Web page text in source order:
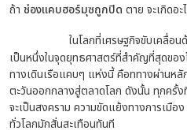
ถ้า ช่องแคบฮอร์มุซถูกปิด ตาย จะเกิดอะ
ในโลกที่เศรษฐกิจขับเคลื่อ
เป็นหนึ่งในจุดยุทธศาสตร์ที่สำคัญที่สุดขอ
ทางเดินเรือแคบๆ แห่งนี้ คือnทางผ่านหลั
ตะวันออกกลางสู่ตลาดโลก ดังนั้น ทุกครั้ง
จะเป็นสงคราม ความขัดแย้งทางการเมือ
ทั่วโลกมักสั่นสะเทือนทันที